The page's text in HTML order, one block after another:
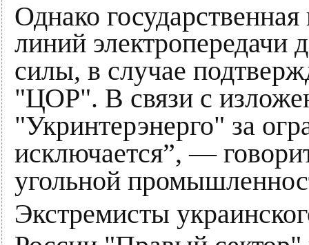
Однако
линий электропередачи
силы, в случае
"ЦОР". В связи с
"Укринтерэнерго" за
исключается”, —
угольной
Экстремисты